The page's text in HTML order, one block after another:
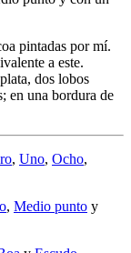
pintadas por mí.
a este.
dos lobos
en una bordura de
, Uno, Ocho,
, Medio punto y